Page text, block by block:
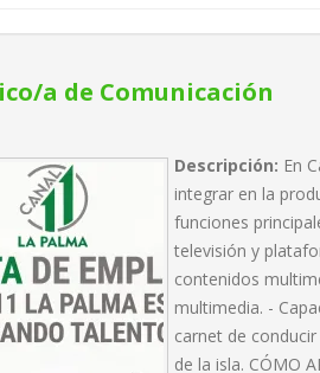
a de Comunicación
Descripción: En
integrar en la
funciones
televisión y
contenidos
multimedia. -
carnet de
de la isla. CÓMO